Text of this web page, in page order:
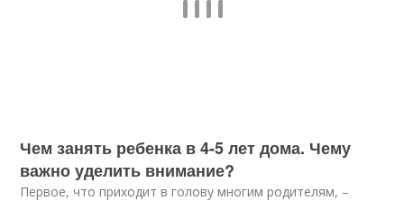
Чем занять ребенка в 4-5 лет дома. Чему
важно уделить внимание?
Первое, что приходит в голову многим родителям, –